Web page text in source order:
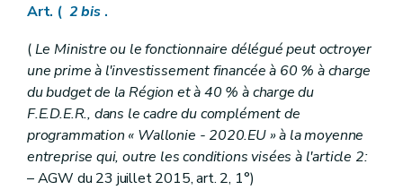
Art. ( 2bis .
(Le Ministre ou le fonctionnaire délégué peut octroyer
une prime à l'investissement financée à 60 % à charge
du budget de la Région et à 40 % à charge du
F.E.D.E.R., dans le cadre du complément de
programmation « Wallonie - 2020.EU » à la moyenne
entreprise qui, outre les conditions visées à l'article 2:
– AGW du 23 juillet 2015, art. 2, 1°)